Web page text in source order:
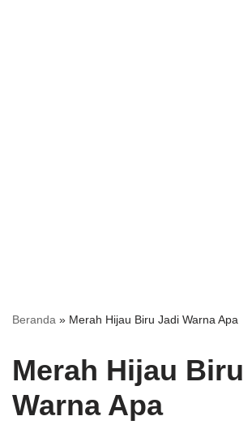
Beranda » Merah Hijau Biru Jadi Warna Apa
Merah Hijau Biru
Warna Apa